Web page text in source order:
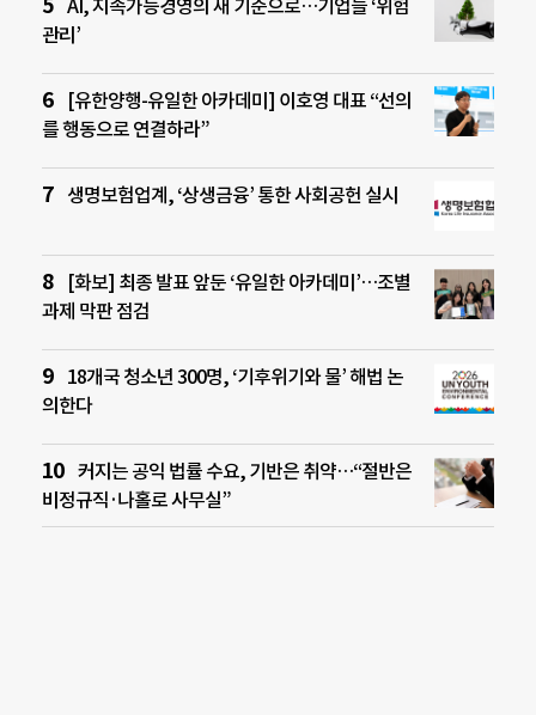
AI, 지속가능경영의 새 기준으로…기업들 ‘위험
관리’
[유한양행-유일한 아카데미] 이호영 대표 “선의
를 행동으로 연결하라”
생명보험업계, ‘상생금융’ 통한 사회공헌 실시
[화보] 최종 발표 앞둔 ‘유일한 아카데미’…조별
과제 막판 점검
18개국 청소년 300명, ‘기후위기와 물’ 해법 논
의한다
커지는 공익 법률 수요, 기반은 취약…“절반은
비정규직·나홀로 사무실”